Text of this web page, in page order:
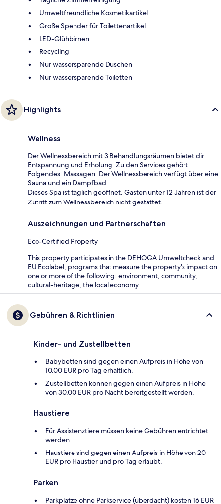
Umweltfreundliche Kosmetikartikel
Große Spender für Toilettenartikel
LED-Glühbirnen
Recycling
Nur wassersparende Duschen
Nur wassersparende Toiletten
Highlights
Wellness
Der Wellnessbereich mit 3 Behandlungsräumen bietet dir
Entspannung und Erholung. Zu den Services gehört
Folgendes: Massagen. Der Wellnessbereich verfügt über eine
Sauna und ein Dampfbad.
Dieses Spa ist täglich geöffnet. Gästen unter 12 Jahren ist der
Zutritt zum Wellnessbereich nicht gestattet.
Auszeichnungen und Partnerschaften
Eco-Certified Property
This property participates in the DEHOGA Umweltcheck and
EU Ecolabel, programs that measure the property's impact on
one or more of the following: environment, community,
cultural-heritage, the local economy.
Gebühren & Richtlinien
Kinder- und Zustellbetten
Babybetten sind gegen einen Aufpreis in Höhe von
10.00 EUR pro Tag erhältlich.
Zustellbetten können gegen einen Aufpreis in Höhe
von 30.00 EUR pro Nacht bereitgestellt werden.
Haustiere
Für Assistenztiere müssen keine Gebühren entrichtet
werden
Haustiere sind gegen einen Aufpreis in Höhe von 20
EUR pro Haustier und pro Tag erlaubt.
Parken
Parkplätze ohne Parkservice (überdacht) kosten 16 EUR